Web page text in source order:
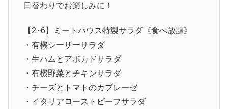
日替わりでお楽しみに！
【2~6】ミートハウス特製サラダ《食べ放題》
・有機シーザーサラダ
・生ハムとアボカドサラダ
・有機野菜とチキンサラダ
・チーズとトマトのカプレーゼ
・イタリアローストビーフサラダ